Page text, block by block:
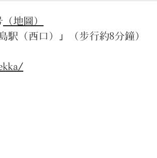
（地圖）
（西口）」（步行約8分鐘）